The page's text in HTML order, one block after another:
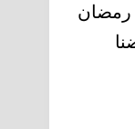
رمضان